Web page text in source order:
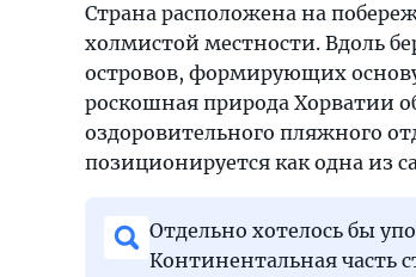
Страна расположена на
холмистой местности. Вдоль
островов, формирующих
роскошная природа Хорватии
оздоровительного пляжного
позиционируется как одна из
Отдельно хотелось бы
Континентальная часть